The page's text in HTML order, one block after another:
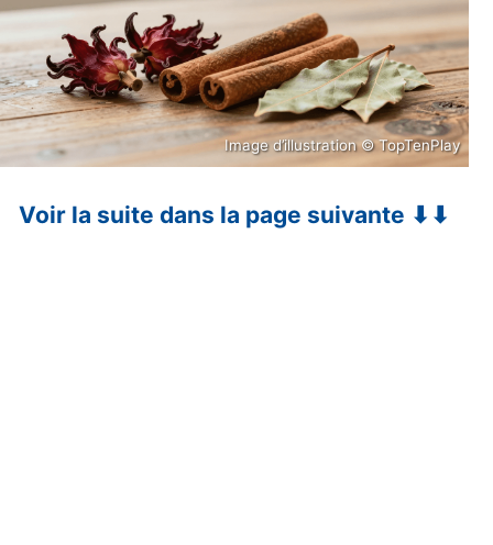
Image d’illustration © TopTenPlay
Voir la suite dans la page suivante ⬇⬇